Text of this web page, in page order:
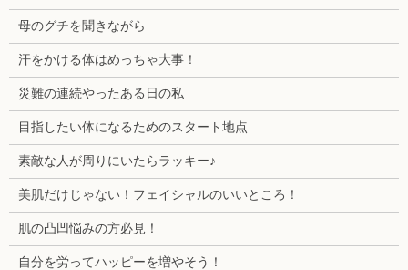
母のグチを聞きながら
汗をかける体はめっちゃ大事！
災難の連続やったある日の私
目指したい体になるためのスタート地点
素敵な人が周りにいたらラッキー♪
美肌だけじゃない！フェイシャルのいいところ！
肌の凸凹悩みの方必見！
自分を労ってハッピーを増やそう！